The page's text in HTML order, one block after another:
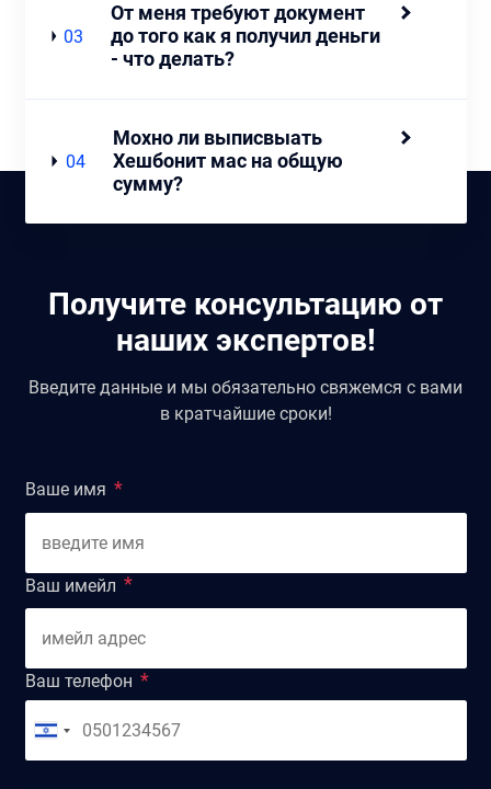
03
От меня требуют документ
до того как я получил деньги
- что делать?
04
Мохно ли выписвыать
Хешбонит мас на общую
сумму?
Получите консультацию от
наших экспертов!
Введите данные и мы обязательно свяжемся с вами
в кратчайшие сроки!
Ваше имя
Ваш имейл
Ваш телефон